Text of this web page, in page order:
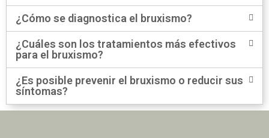
¿Cómo se diagnostica el bruxismo?
¿Cuáles son los tratamientos más efectivos
para el bruxismo?
¿Es posible prevenir el bruxismo o reducir sus
síntomas?